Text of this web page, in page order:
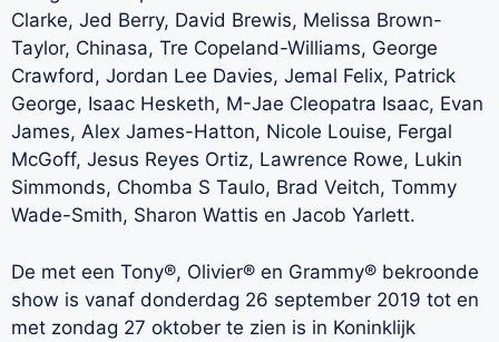
Clarke, Jed Berry, David Brewis, Melissa Brown-
Taylor, Chinasa, Tre Copeland-Williams, George
Crawford, Jordan Lee Davies, Jemal Felix, Patrick
George, Isaac Hesketh, M-Jae Cleopatra Isaac, Evan
James, Alex James-Hatton, Nicole Louise, Fergal
McGoff, Jesus Reyes Ortiz, Lawrence Rowe, Lukin
Simmonds, Chomba S Taulo, Brad Veitch, Tommy
Wade-Smith, Sharon Wattis en Jacob Yarlett.
De met een Tony®, Olivier® en Grammy® bekroonde
show is vanaf donderdag 26 september 2019 tot en
met zondag 27 oktober te zien is in Koninklijk